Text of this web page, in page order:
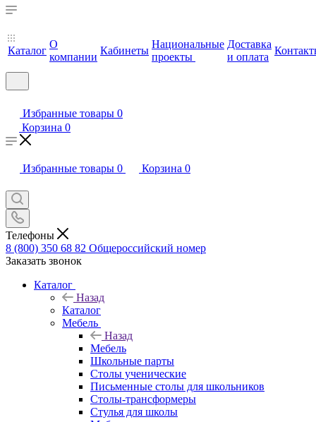
Каталог
О
компании
Кабинеты
Национальные
проекты
Доставка
и оплата
Избранные товары 0
Корзина 0
Избранные товары 0 Корзина 0
Телефоны
8 (800) 350 68 82 Общероссийский номер
Заказать звонок
Каталог
Назад
Каталог
Мебель
Назад
Мебель
Школьные парты
Столы ученические
Письменные столы для школьников
Столы-трансформеры
Стулья для школы